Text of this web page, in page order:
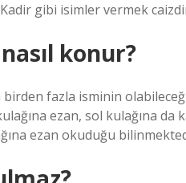
gibi isimler vermek
konur?
birden fazla isminin
ezan, sol kulağına da
ezan okuduğu